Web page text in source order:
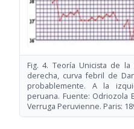
Fig. 4. Teoría Unicista de
derecha, curva febril de
probablemente. A la
peruana. Fuente: Odriozola
Verruga Peruvienne. Paris: